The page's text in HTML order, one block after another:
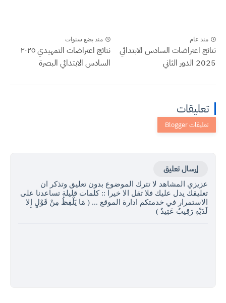
منذ عام
نتائج اعتراضات السادس الابتدائي
2025 الدور الثاني
منذ بضع سنوات
نتائج اعتراضات التمهيدي ٢٠٢٥
السادس الابتدائي البصرة
تعليقات
إرسال تعليق
عزيزي المشاهد لا تترك الموضوع بدون تعليق وتذكر ان
تعليقك يدل عليك فلا تقل الا خيرا :: كلمات قليلة تساعدنا على
الاستمرار في خدمتكم ادارة الموقع ... ( مَا يَلْفِظُ مِنْ قَوْلٍ إِلا
لَدَيْهِ رَقِيبٌ عَتِيدٌ )